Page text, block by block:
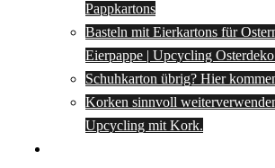
Pappkartons
Basteln mit Eierkartons für
Eierpappe | Upcycling
Schuhkarton übrig? Hier
Korken sinnvoll
Upcycling mit Kork.